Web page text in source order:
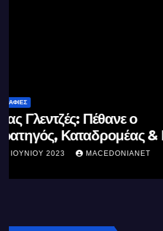
ΒΙΟΓΡΑΦΊΕΣ
Μέγας Αλέξανδρος: Ο
Ελλήνων
11 ΙΟΥΝΊΟΥ 2023